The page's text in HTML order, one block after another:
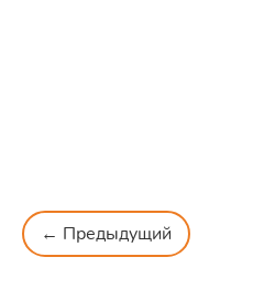
← Предыдущий